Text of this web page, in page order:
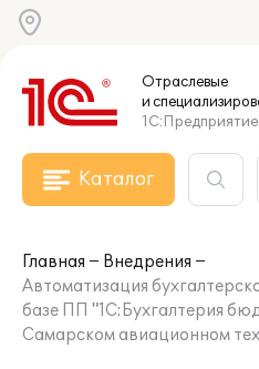
Отраслевые
и
1С:Предприятие
Каталог
Главная
Внедрения
Автоматизация
базе ПП "1С:Бухгалтерия
Самарском авиационном